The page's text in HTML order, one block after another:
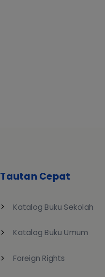
Tautan Cepat
Katalog Buku Sekolah
Katalog Buku Umum
Foreign Rights